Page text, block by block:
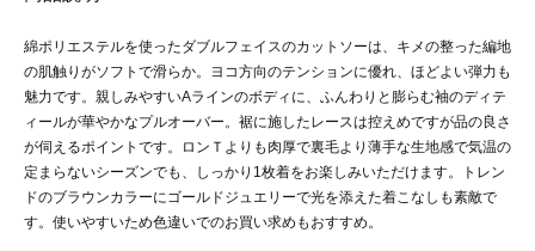
綿ポリエステルを使ったダブルフェイスのカットソーは、キメの整った編地
の肌触りがソフトで滑らか。ヨコ方向のテンションに優れ、ほどよい弾力も
魅力です。親しみやすいAラインのボディに、ふんわりと膨らむ袖のディテ
ィールが華やかなプルオーバー。裾に施したレースは控えめですが品の良さ
が伺えるポイントです。ロンＴよりも肉厚で裏毛より薄手な生地感で気温の
定まらないシーズンでも、しっかり1枚着をお楽しみいただけます。トレン
ドのブラウンカラーにゴールドジュエリーで光を添えた着こなしも素敵で
す。使いやすいため色違いでのお買い求めもおすすめ。